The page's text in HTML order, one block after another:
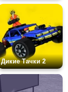
Дикие Тачки 2